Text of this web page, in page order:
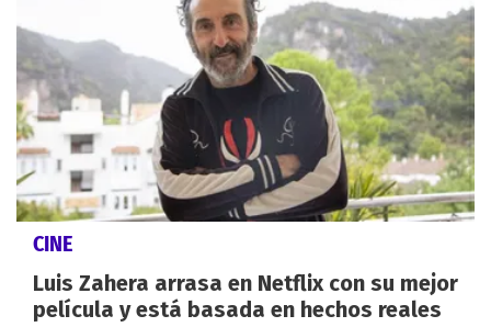
CINE
Luis Zahera arrasa en Netflix con su mejor
película y está basada en hechos reales